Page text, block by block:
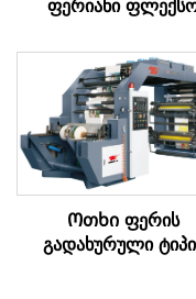
ფერიანი
Ოთხი ფერის
გადახურული